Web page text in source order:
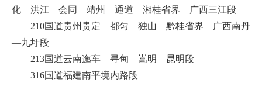
化—洪江—会同—靖州—通道—湘桂省界—广西三江段
210国道贵州贵定—都匀—独山—黔桂省界—广西南丹
—九圩段
213国道云南迤车—寻甸—嵩明—昆明段
316国道福建南平境内路段